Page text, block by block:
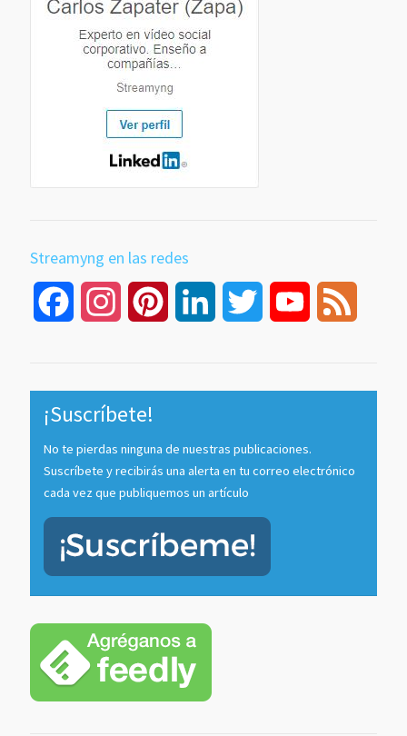
Streamyng en las redes
Facebook InstagramPinterest LinkedIn Twitter YouTube
¡Suscríbete!
No te pierdas ninguna de nuestras publicaciones.
Suscríbete y recibirás una alerta en tu correo electrónico
cada vez que publiquemos un artículo